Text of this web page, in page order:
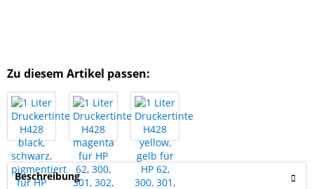
Zu diesem Artikel passen:
Beschreibung